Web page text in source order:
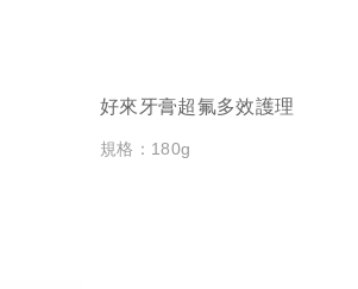
好來牙膏超氟多效護理
規格：180g